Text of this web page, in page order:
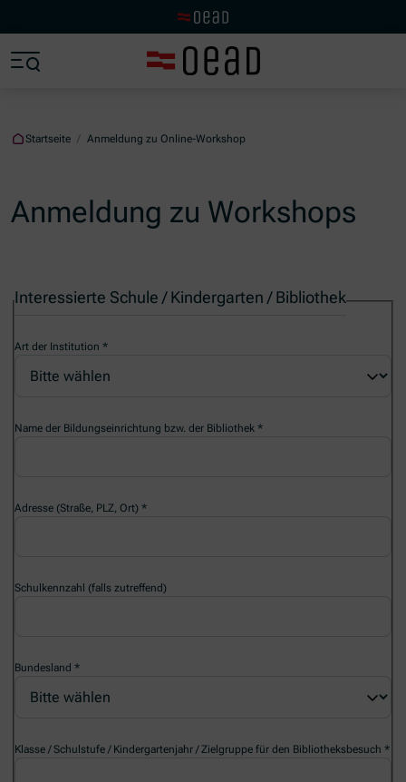
Startseite / Anmeldung zu Online-Workshop
Anmeldung zu Workshops
Interessierte Schule / Kindergarten / Bibliothek
Art der Institution
Name der Bildungseinrichtung bzw. der Bibliothek
Adresse (Straße, PLZ, Ort)
Schulkennzahl (falls zutreffend)
Bundesland
Klasse / Schulstufe / Kindergartenjahr / Zielgruppe für den Bibliotheksbesuch